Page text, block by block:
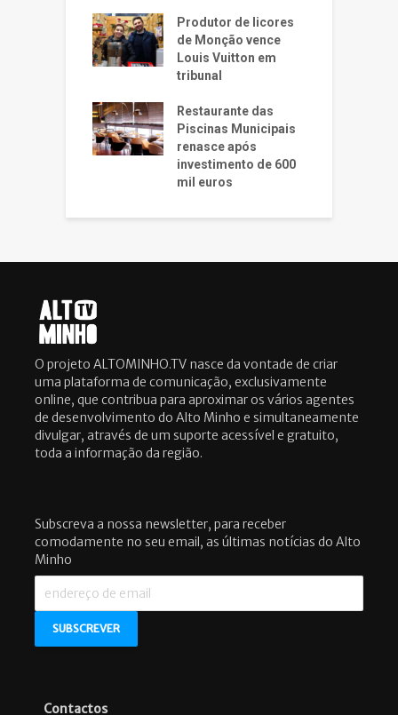
Produtor de licores
de Monção vence
Louis Vuitton em
tribunal
Restaurante das
Piscinas Municipais
renasce após
investimento de 600
mil euros
O projeto ALTOMINHO.TV nasce da vontade de criar
uma plataforma de comunicação, exclusivamente
online, que contribua para aproximar os vários agentes
de desenvolvimento do Alto Minho e simultaneamente
divulgar, através de um suporte acessível e gratuito,
toda a informação da região.
Subscreva a nossa newsletter, para receber
comodamente no seu email, as últimas notícias do Alto
Minho
Contactos